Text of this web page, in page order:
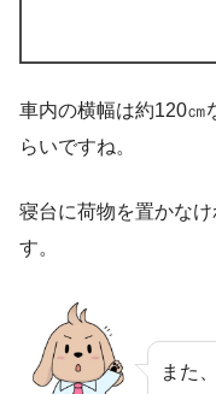
車内の横幅は約120㎝
らいですね。
寝台に荷物を置かな
す。
また